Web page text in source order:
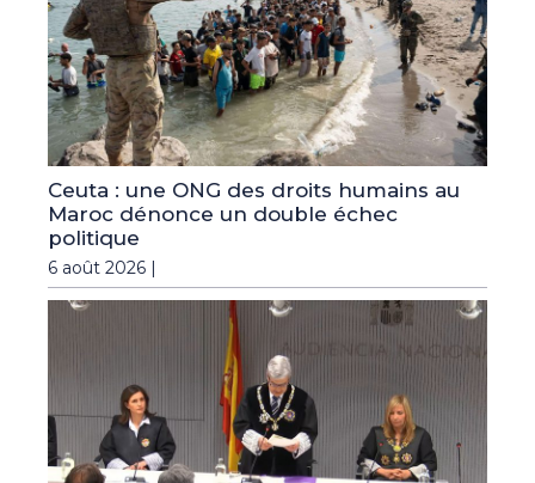
Ceuta : une ONG des droits humains au
Maroc dénonce un double échec
politique
6 août 2026 |